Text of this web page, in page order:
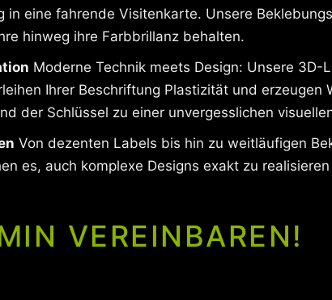
in eine fahrende Visitenkarte. Unsere
hinweg ihre Farbbrillanz behalten.
Moderne Technik meets Design: Unsere
Ihrer Beschriftung Plastizität und
der Schlüssel zu einer unvergesslichen
Von dezenten Labels bis hin zu weitläufigen
es, auch komplexe Designs exakt zu
VEREINBAREN!